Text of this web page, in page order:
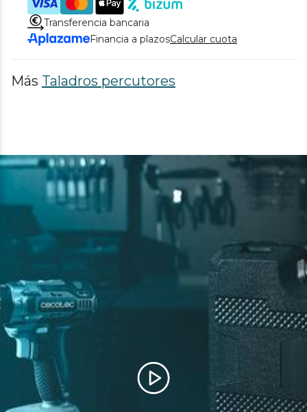
Transferencia bancaria
Financia a plazosCalcular cuota
Más Taladros percutores